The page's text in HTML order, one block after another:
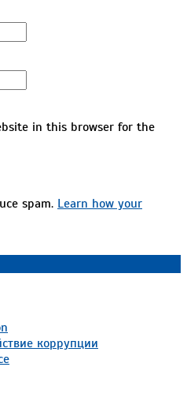
in this browser for the
spam. Learn how your
коррупции